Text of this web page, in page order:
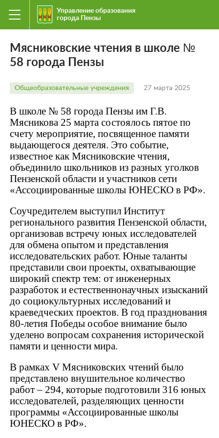
Управление образования
города Пензы
Мясниковские чтения в школе №
58 города Пензы
Общеобразовательные учреждения 27 марта 2025
В школе № 58 города Пензы им Г.В.
Мясникова 25 марта состоялось пятое по
счету мероприятие, посвященное памяти
выдающегося деятеля. Это событие,
известное как Мясниковские чтения,
объединило школьников из разных уголков
Пензенской области и участников сети
«Ассоциированные школы ЮНЕСКО в РФ».
Соучредителем выступил Институт
регионального развития Пензенской области,
организовав встречу юных исследователей
для обмена опытом и представления
исследовательских работ. Юные таланты
представили свои проекты, охватывающие
широкий спектр тем: от инженерных
разработок и естественнонаучных изысканий
до социокультурных исследований и
краеведческих проектов. В год празднования
80-летия Победы особое внимание было
уделено вопросам сохранения исторической
памяти и ценности мира.
В рамках V Мясниковских чтений было
представлено внушительное количество
работ – 294, которые подготовили 316 юных
исследователей, разделяющих ценности
программы «Ассоциированные школы
ЮНЕСКО в РФ».